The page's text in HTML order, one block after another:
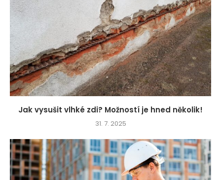
Jak vysušit vlhké zdi? Možností je hned několik!
31. 7. 2025